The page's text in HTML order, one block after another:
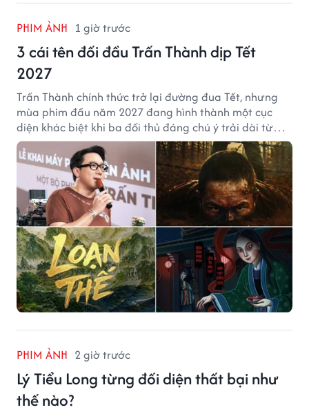
PHIM ẢNH 1 giờ trước
3 cái tên đối đầu Trấn Thành dịp Tết
2027
Trấn Thành chính thức trở lại đường đua Tết, nhưng
mùa phim đầu năm 2027 đang hình thành một cục
diện khác biệt khi ba đối thủ đáng chú ý trải dài từ
chiến tranh, võ hiệp đến kinh dị cung đấu.
PHIM ẢNH 2 giờ trước
Lý Tiểu Long từng đối diện thất bại như
thế nào?